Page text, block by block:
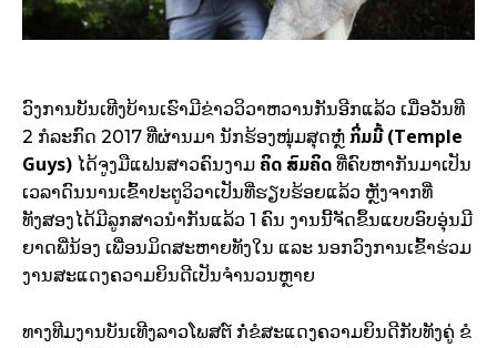
ວົງການບັນເທີງບ້ານເຮົາມີຂ່າວວິວາຫວານກັນອີກແລ້ວ ເມື່ອວັນທີ
2 ກໍລະກົດ 2017 ທີ່ຜ່ານມາ ນັກຮ້ອງໜຸ່ມສຸດຫຼໍ່ ກິ່ມມີ້ (Temple
Guys) ໄດ້ຈູງມືແຟນສາວຄົນງາມ ຄິດ ສົມຄິດ ທີ່ຄົບຫາກັນມາເປັນ
ເວລາດົນນານເຂົ້າປະຕູວິວາເປັນທີ່ຮຽບຮ້ອຍແລ້ວ ຫຼັງຈາກທີ່
ທັງສອງໄດ້ມີລູກສາວນຳກັນແລ້ວ 1 ຄົນ ງານນີ້ຈັດຂຶ້ນແບບອົບອຸ່ນມີ
ຍາດພີ່ນ້ອງ ເພື່ອນມິດສະຫາຍທັງໃນ ແລະ ນອກວົງການເຂົ້າຮ່ວມ
ງານສະແດງຄວາມຍິນດີເປັນຈຳນວນຫຼາຍ
ທາງທີມງານບັນເທີງລາວໂພສຕ໌ ກໍ່ຂໍສະແດງຄວາມຍິນດີກັບທັງຄູ່ ຂໍ